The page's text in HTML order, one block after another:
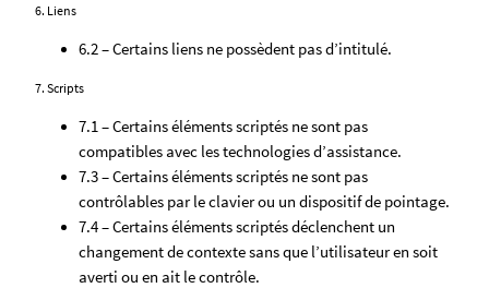
6. Liens
6.2 – Certains liens ne possèdent pas d’intitulé.
7. Scripts
7.1 – Certains éléments scriptés ne sont pas
compatibles avec les technologies d’assistance.
7.3 – Certains éléments scriptés ne sont pas
contrôlables par le clavier ou un dispositif de pointage.
7.4 – Certains éléments scriptés déclenchent un
changement de contexte sans que l’utilisateur en soit
averti ou en ait le contrôle.